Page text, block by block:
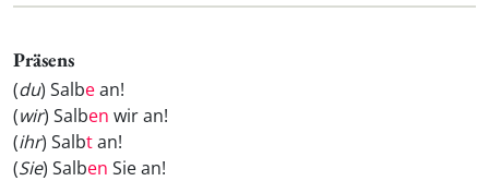
Präsens
(du) Salbean!
(wir) Salben wir an!
(ihr) Salbtan!
(Sie) Salben Sie an!